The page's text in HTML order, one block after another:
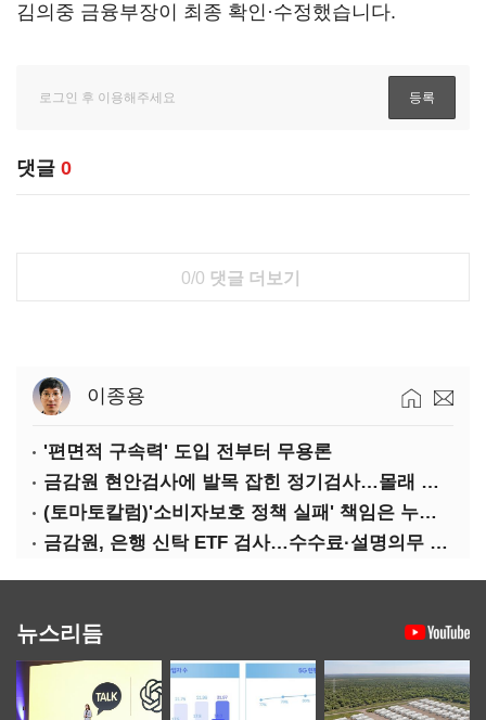
김의중 금융부장이 최종 확인·수정했습니다.
댓글 0
0/0 댓글 더보기
이종용
'편면적 구속력' 도입 전부터 무용론
금감원 현안검사에 발목 잡힌 정기검사…몰래 웃는 금융권
(토마토칼럼)'소비자보호 정책 실패' 책임은 누가 지나
금감원, 은행 신탁 ETF 검사…수수료·설명의무 정조준
뉴스리듬